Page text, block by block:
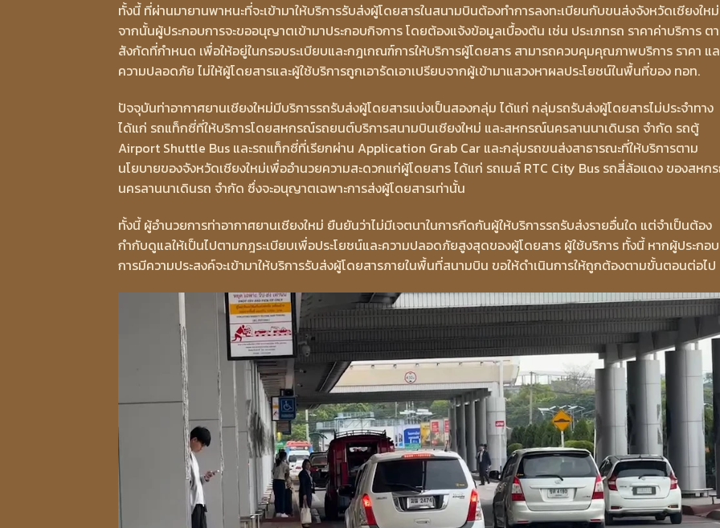
ทั้งนี้ ที่ผ่านมายานพาหนะที่จะเข้ามาให้บริการรับส่งผู้โดยสารในสนามบินต้องทำการลงทะเบียนกับขนส่งจังหวัดเชียงใหม่
จากนั้นผู้ประกอบการจะขออนุญาตเข้ามาประกอบกิจการ โดยต้องแจ้งข้อมูลเบื้องต้น เช่น ประเภทรถ ราคาค่าบริการ ต
สังกัดที่กำหนด เพื่อให้อยู่ในกรอบระเบียบและกฎเกณฑ์การให้บริการผู้โดยสาร สามารถควบคุมคุณภาพบริการ ราคา แ
ความปลอดภัย ไม่ให้ผู้โดยสารและผู้ใช้บริการถูกเอารัดเอาเปรียบจากผู้เข้ามาแสวงหาผลประโยชน์ในพื้นที่ของ ทอท.
ปัจจุบันท่าอากาศยานเชียงใหม่มีบริการรถรับส่งผู้โดยสารแบ่งเป็นสองกลุ่ม ได้แก่ กลุ่มรถรับส่งผู้โดยสารไม่ประจำทาง
ได้แก่ รถแท็กซี่ที่ให้บริการโดยสหกรณ์รถยนต์บริการสนามบินเชียงใหม่ และสหกรณ์นครลานนาเดินรถ จำกัด รถตู้
Airport Shuttle Bus และรถแท็กซี่ที่เรียกผ่าน Application Grab Car และกลุ่มรถขนส่งสาธารณะที่ให้บริการตาม
นโยบายของจังหวัดเชียงใหม่เพื่ออำนวยความสะดวกแก่ผู้โดยสาร ได้แก่ รถเมล์ RTC City Bus รถสี่ล้อแดง ของสหก
นครลานนาเดินรถ จำกัด ซึ่งจะอนุญาตเฉพาะการส่งผู้โดยสารเท่านั้น
ทั้งนี้ ผู้อำนวยการท่าอากาศยานเชียงใหม่ ยืนยันว่าไม่มีเจตนาในการกีดกันผู้ให้บริการรถรับส่งรายอื่นใด แต่จำเป็นต้อง
กำกับดูแลให้เป็นไปตามกฎระเบียบเพื่อประโยชน์และความปลอดภัยสูงสุดของผู้โดยสาร ผู้ใช้บริการ ทั้งนี้ หากผู้ประกอบ
การมีความประสงค์จะเข้ามาให้บริการรับส่งผู้โดยสารภายในพื้นที่สนามบิน ขอให้ดำเนินการให้ถูกต้องตามขั้นตอนต่อไป